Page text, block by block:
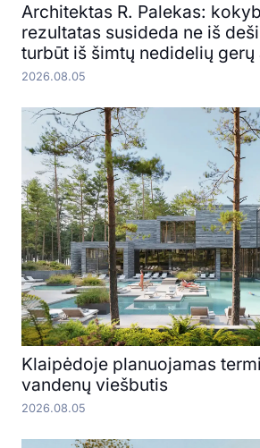
Architektas R. Palekas:
rezultatas susideda ne iš
turbūt iš šimtų nedidelių gerų
2026.08.05
Klaipėdoje planuojamas
vandenų viešbutis
2026.08.05